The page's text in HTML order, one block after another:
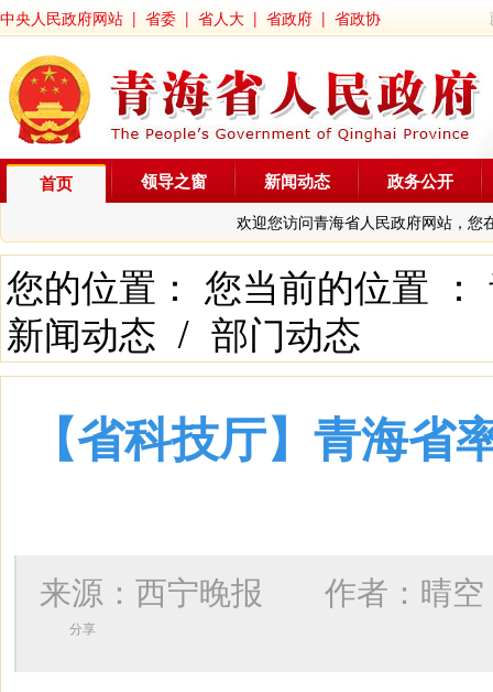
中央人民政府网站 | 省委 | 省人大 | 省政府 | 省政协
首页
欢迎您访问青海省人民政府网站，您
领导之窗 新闻动态 政务公开
您的位置： 您当前的位置 ：
新闻动态 / 部门动态
【省科技厅】青海
来源：西宁晚报 作者： 晴空
分享